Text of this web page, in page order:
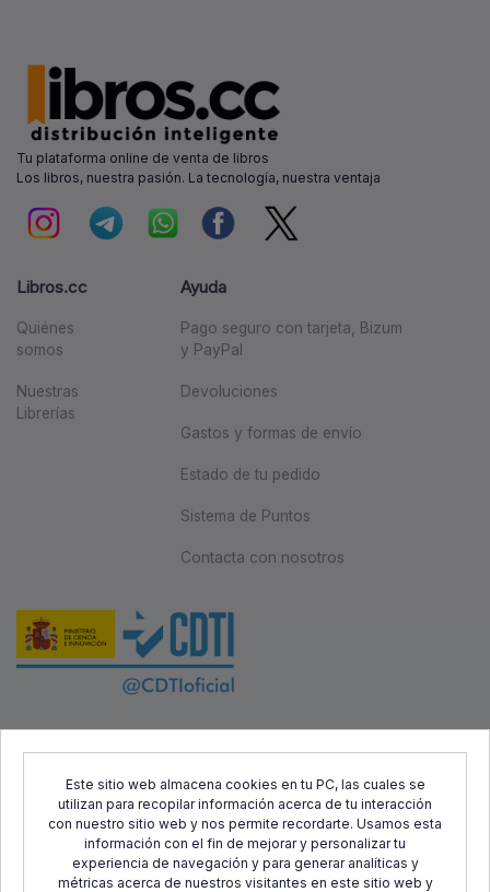
Este sitio web almacena cookies en tu PC, las cuales se
utilizan para recopilar información acerca de tu interacción
con nuestro sitio web y nos permite recordarte. Usamos esta
información con el fin de mejorar y personalizar tu
experiencia de navegación y para generar analíticas y
métricas acerca de nuestros visitantes en este sitio web y
Tu plataforma online de venta de libros
Los libros, nuestra pasión. La tecnología, nuestra ventaja
Libros.cc
Quiénes
somos
Nuestras
Librerías
Ayuda
Pago seguro con tarjeta, Bizum
y PayPal
Devoluciones
Gastos y formas de envío
Estado de tu pedido
Sistema de Puntos
Contacta con nosotros
Desarrollo Regional (FEDER) y el Centro para el Desarrollo
Tecnológico Industrial (CDTI), con el objetivo de promover el
desarrollo tecnológico, la innovación y una investigación de